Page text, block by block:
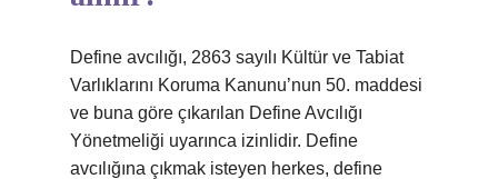
Define avcılığı, 2863 sayılı Kültür ve Tabiat
Varlıklarını Koruma Kanunu’nun 50. maddesi
ve buna göre çıkarılan Define Avcılığı
Yönetmeliği uyarınca izinlidir. Define
avcılığına çıkmak isteyen herkes, define